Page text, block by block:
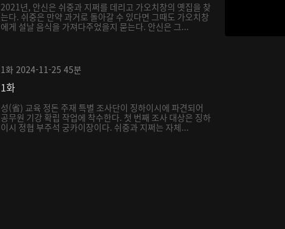
2021년, 안신은 쉬중과 지쩌를 데리고 가오치창의 옛집을 찾
는다. 쉬중은 만약 과거로 돌아갈 수 있다면 그때도 가오치창
에게 설날 음식을 가져다주었을지 묻는다. 안신은 그...
1화 2024-11-25 45분
1화
성(省) 교육 정돈 주재 특별 조사단이 징하이시에 파견되어
공무원 기강 확립 작업에 착수한다. 첫 번째 조사 대상은 징하
이시 정협 부주석 궁카이장이다. 쉬중과 지쩌는 자체...